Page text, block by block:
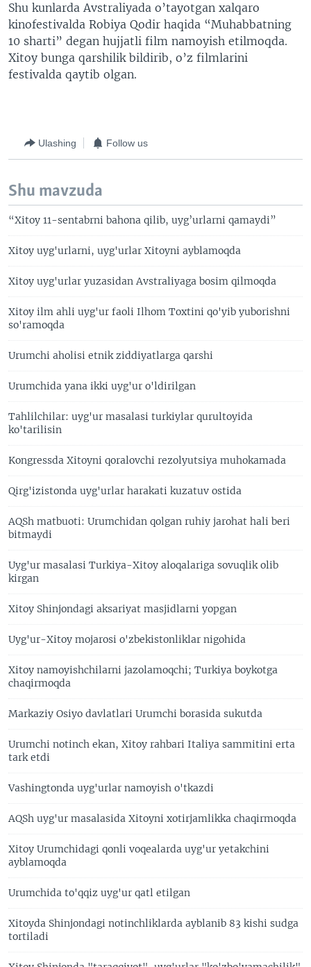
Shu kunlarda Avstraliyada o’tayotgan xalqaro
kinofestivalda Robiya Qodir haqida “Muhabbatning
10 sharti” degan hujjatli film namoyish etilmoqda.
Xitoy bunga qarshilik bildirib, o’z filmlarini
festivalda qaytib olgan.
Ulashing Follow us
Shu mavzuda
“Xitoy 11-sentabrni bahona qilib, uyg’urlarni qamaydi”
Xitoy uyg'urlarni, uyg'urlar Xitoyni ayblamoqda
Xitoy uyg'urlar yuzasidan Avstraliyaga bosim qilmoqda
Xitoy ilm ahli uyg'ur faoli Ilhom Toxtini qo'yib yuborishni
so'ramoqda
Urumchi aholisi etnik ziddiyatlarga qarshi
Urumchida yana ikki uyg'ur o'ldirilgan
Tahlilchilar: uyg'ur masalasi turkiylar qurultoyida
ko'tarilisin
Kongressda Xitoyni qoralovchi rezolyutsiya muhokamada
Qirg'izistonda uyg'urlar harakati kuzatuv ostida
AQSh matbuoti: Urumchidan qolgan ruhiy jarohat hali beri
bitmaydi
Uyg'ur masalasi Turkiya-Xitoy aloqalariga sovuqlik olib
kirgan
Xitoy Shinjondagi aksariyat masjidlarni yopgan
Uyg'ur-Xitoy mojarosi o'zbekistonliklar nigohida
Xitoy namoyishchilarni jazolamoqchi; Turkiya boykotga
chaqirmoqda
Markaziy Osiyo davlatlari Urumchi borasida sukutda
Urumchi notinch ekan, Xitoy rahbari Italiya sammitini erta
tark etdi
Vashingtonda uyg'urlar namoyish o'tkazdi
AQSh uyg'ur masalasida Xitoyni xotirjamlikka chaqirmoqda
Xitoy Urumchidagi qonli voqealarda uyg'ur yetakchini
ayblamoqda
Urumchida to'qqiz uyg'ur qatl etilgan
Xitoyda Shinjondagi notinchliklarda ayblanib 83 kishi sudga
tortiladi